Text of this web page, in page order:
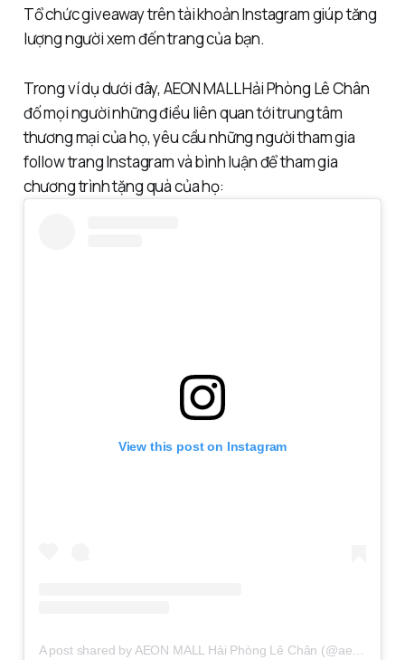
Tổ chức giveaway trên tài khoản Instagram giúp tăng
lượng người xem đến trang của bạn.
Trong ví dụ dưới đây, AEON MALL Hải Phòng Lê Chân
đố mọi người những điều liên quan tới trung tâm
thương mại của họ, yêu cầu những người tham gia
follow trang Instagram và bình luận để tham gia
chương trình tặng quà của họ:
View this post on Instagram
A post shared by AEON MALL Hải Phòng Lê Chân (@aeonmall.haiphonglechan)